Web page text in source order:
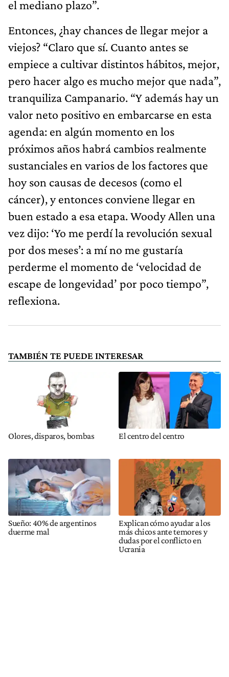
el mediano plazo”.
Entonces, ¿hay chances de llegar mejor a
viejos? “Claro que sí. Cuanto antes se
empiece a cultivar distintos hábitos, mejor,
pero hacer algo es mucho mejor que nada”,
tranquiliza Campanario. “Y además hay un
valor neto positivo en embarcarse en esta
agenda: en algún momento en los
próximos años habrá cambios realmente
sustanciales en varios de los factores que
hoy son causas de decesos (como el
cáncer), y entonces conviene llegar en
buen estado a esa etapa. Woody Allen una
vez dijo: ‘Yo me perdí la revolución sexual
por dos meses’: a mí no me gustaría
perderme el momento de ‘velocidad de
escape de longevidad’ por poco tiempo”,
reflexiona.
TAMBIÉN TE PUEDE INTERESAR
Olores, disparos, bombas El centro del centro
Sueño: 40% de argentinos
duerme mal
Explican cómo ayudar a los
más chicos ante temores y
dudas por el conflicto en
Ucrania